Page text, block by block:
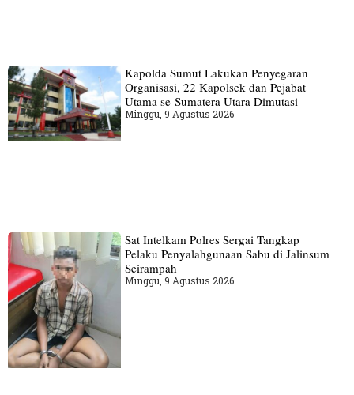
Kapolda Sumut Lakukan Penyegaran
Organisasi, 22 Kapolsek dan Pejabat
Utama se-Sumatera Utara Dimutasi
Minggu, 9 Agustus 2026
Sat Intelkam Polres Sergai Tangkap
Pelaku Penyalahgunaan Sabu di Jalinsum
Seirampah
Minggu, 9 Agustus 2026